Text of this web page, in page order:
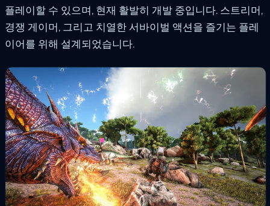
플레이할 수 있으며, 현재 활발히 개발 중입니다. 스트리머,
경쟁 게이머, 그리고 치열한 서바이벌 액션을 즐기는 플레
이어를 위해 설계되었습니다.